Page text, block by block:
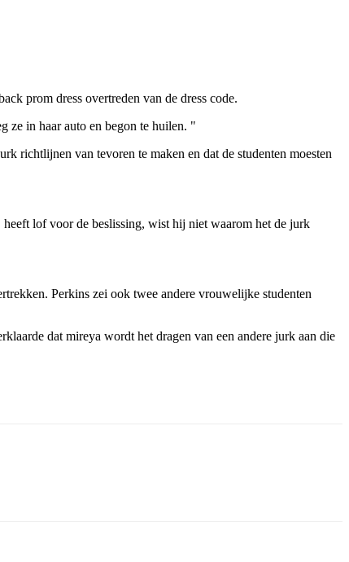
prom dress overtreden van de dress code.
ze in haar auto en begon te huilen. "
richtlijnen van tevoren te maken en dat de studenten moesten
lof voor de beslissing, wist hij niet waarom het de jurk
Perkins zei ook twee andere vrouwelijke studenten
dat mireya wordt het dragen van een andere jurk aan die